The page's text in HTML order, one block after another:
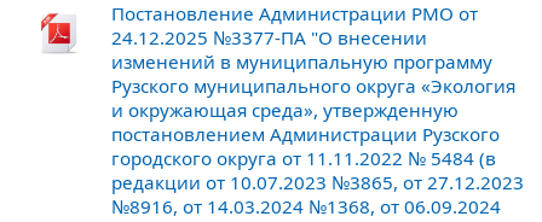
Постановление Администрации РМО от
24.12.2025 №3377-ПА "О внесении
изменений в муниципальную программу
Рузского муниципального округа «Экология
и окружающая среда», утвержденную
постановлением Администрации Рузского
городского округа от 11.11.2022 № 5484 (в
редакции от 10.07.2023 №3865, от 27.12.2023
№8916, от 14.03.2024 №1368, от 06.09.2024